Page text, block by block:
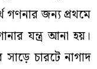
গণনার জন্য প্রথমে
যন্ত্র আনা হয়।
চারটে নাগাদ